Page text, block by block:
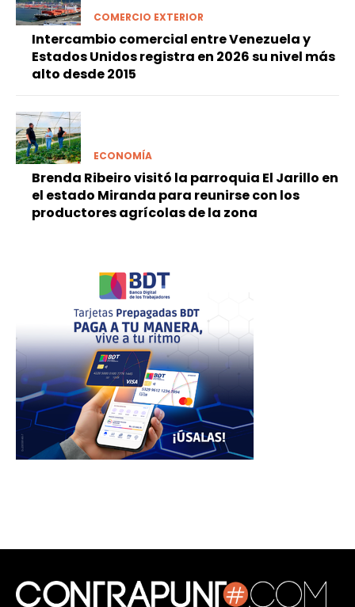
COMERCIO EXTERIOR
Intercambio comercial entre Venezuela y
Estados Unidos registra en 2026 su nivel más
alto desde 2015
ECONOMÍA
Brenda Ribeiro visitó la parroquia El Jarillo en
el estado Miranda para reunirse con los
productores agrícolas de la zona